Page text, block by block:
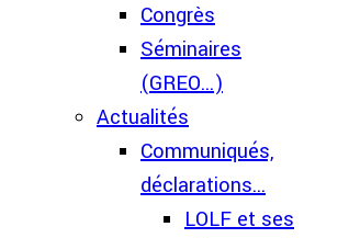
Congrès
Séminaires
(GREO...)
Actualités
Communiqués,
déclarations...
LOLF et ses